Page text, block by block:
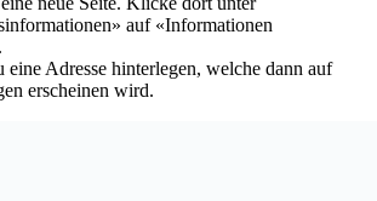
auf «Informationen
eine Adresse hinterlegen, welche dann auf
erscheinen wird.